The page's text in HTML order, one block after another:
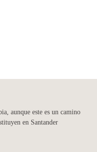
aunque este es un camino
en Santander